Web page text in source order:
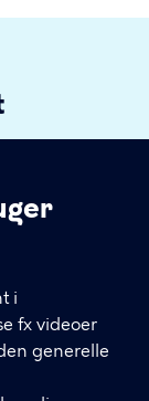
i
fx videoer
generelle
I kan
tilsyns